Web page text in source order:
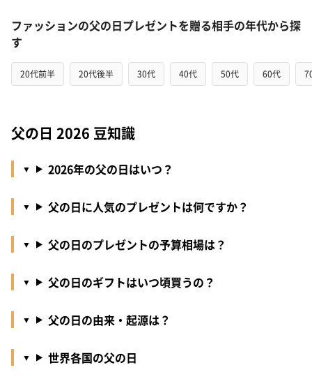
ファッションの父の日プレゼントを贈る相手の年代から探
す
20代前半 20代後半 30代 40代 50代 60代
父の日 2026 豆知識
2026年の父の日はいつ？
父の日に人気のプレゼントは何ですか？
父の日のプレゼントの予算相場は？
父の日のギフトはいつ頃買うの？
父の日の由来・起源は？
世界各国の父の日